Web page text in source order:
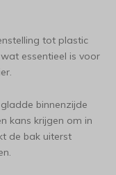
tot plastic
essentieel is voor
binnenzijde
kans krijgen om in
de bak uiterst